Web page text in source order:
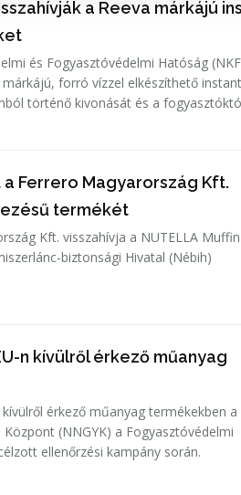
a Reeva márkájú
és Fogyasztóvédelmi Hatóság
forró vízzel elkészíthető instant
történő kivonását és a
Ferrero Magyarország Kft.
termékét
Kft. visszahívja a NUTELLA Muffin
biztonsági Hivatal (Nébih)
n kívülről érkező műanyag
érkező műanyag termékekben a
(NNGYK) a Fogyasztóvédelmi
ellenőrzési kampány során.